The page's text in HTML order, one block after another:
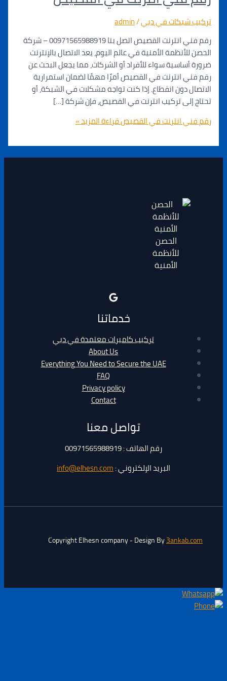
في دبي/
admin
رقم فني انترنت القصيص اتصل بنا 00971565988919 – شركة
الأمنية في عالم اليوم، يعد الاتصال بالإنترنت
سواء للأفراد أو الشركات، مما يجعل البحث عن
انترنت في القصيص أمرًا مهمًا لضمان استمرارية
دون انقطاع. إذا كنت تواجه مشكلات في الشبكة، أو
تركيب انترنت في القصيص، فإن شركة […]
انترنت في القصيصقراءة المزيد »
تركيب كاميرات معتمدة في دبي
Everything You Need to Secure the UAE
Privacy policy
تواصل معنا
رقم الهاتف : 00971565988919
البريد الإلكتروني :info@elhesn.com
Copyright Elhesn company - Design By